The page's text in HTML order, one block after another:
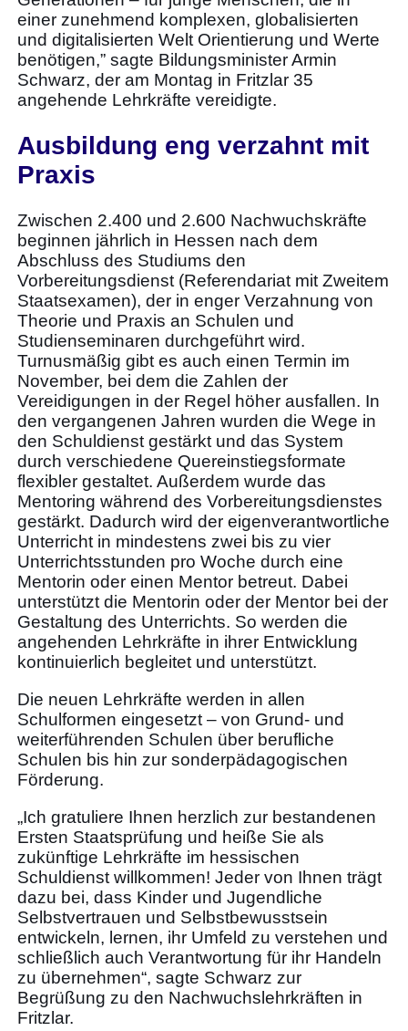
einer zunehmend komplexen, globalisierten
und digitalisierten Welt Orientierung und Werte
benötigen,” sagte Bildungsminister Armin
Schwarz, der am Montag in Fritzlar 35
angehende Lehrkräfte vereidigte.
Ausbildung eng verzahnt mit
Praxis
Zwischen 2.400 und 2.600 Nachwuchskräfte
beginnen jährlich in Hessen nach dem
Abschluss des Studiums den
Vorbereitungsdienst (Referendariat mit Zweitem
Staatsexamen), der in enger Verzahnung von
Theorie und Praxis an Schulen und
Studienseminaren durchgeführt wird.
Turnusmäßig gibt es auch einen Termin im
November, bei dem die Zahlen der
Vereidigungen in der Regel höher ausfallen. In
den vergangenen Jahren wurden die Wege in
den Schuldienst gestärkt und das System
durch verschiedene Quereinstiegsformate
flexibler gestaltet. Außerdem wurde das
Mentoring während des Vorbereitungsdienstes
gestärkt. Dadurch wird der eigenverantwortliche
Unterricht in mindestens zwei bis zu vier
Unterrichtsstunden pro Woche durch eine
Mentorin oder einen Mentor betreut. Dabei
unterstützt die Mentorin oder der Mentor bei der
Gestaltung des Unterrichts. So werden die
angehenden Lehrkräfte in ihrer Entwicklung
kontinuierlich begleitet und unterstützt.
Die neuen Lehrkräfte werden in allen
Schulformen eingesetzt – von Grund- und
weiterführenden Schulen über berufliche
Schulen bis hin zur sonderpädagogischen
Förderung.
„Ich gratuliere Ihnen herzlich zur bestandenen
Ersten Staatsprüfung und heiße Sie als
zukünftige Lehrkräfte im hessischen
Schuldienst willkommen! Jeder von Ihnen trägt
dazu bei, dass Kinder und Jugendliche
Selbstvertrauen und Selbstbewusstsein
entwickeln, lernen, ihr Umfeld zu verstehen und
schließlich auch Verantwortung für ihr Handeln
zu übernehmen“, sagte Schwarz zur
Begrüßung zu den Nachwuchslehrkräften in
Fritzlar.